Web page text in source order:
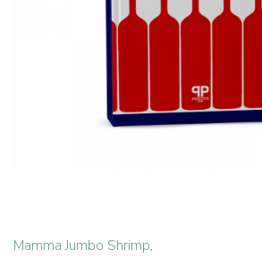
Mamma Jumbo Shrimp,